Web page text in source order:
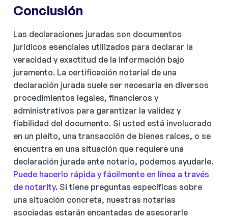
Conclusión
Las declaraciones juradas son documentos
jurídicos esenciales utilizados para declarar la
veracidad y exactitud de la información bajo
juramento. La certificación notarial de una
declaración jurada suele ser necesaria en diversos
procedimientos legales, financieros y
administrativos para garantizar la validez y
fiabilidad del documento. Si usted está involucrado
en un pleito, una transacción de bienes raíces, o se
encuentra en una situación que requiere una
declaración jurada ante notario, podemos ayudarle.
Puede hacerlo rápida y fácilmente en línea a través
de notarity. Si tiene preguntas específicas sobre
una situación concreta, nuestras notarías
asociadas estarán encantadas de asesorarle